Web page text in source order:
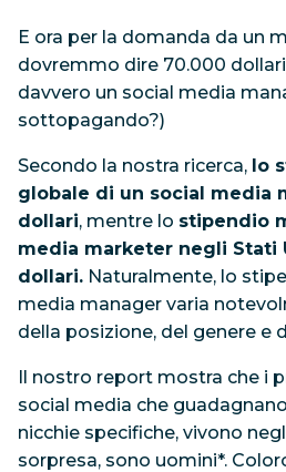
E ora per la domanda da un
dovremmo dire 70.000
davvero un social media
sottopagando?)
Secondo la nostra ricerca, lo
globale di un social media
dollari, mentre lo stipendio
media marketer negli Stati
dollari. Naturalmente, lo
media manager varia
della posizione, del genere e
Il nostro report mostra che i
social media che
nicchie specifiche, vivono
sorpresa, sono uomini*.